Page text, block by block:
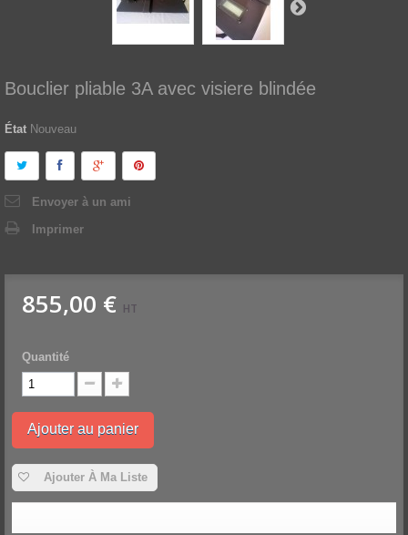
Bouclier pliable 3A avec visiere blindée
État Nouveau
Envoyer à un ami
Imprimer
855,00 € HT
Quantité
Ajouter au panier
Ajouter À Ma Liste